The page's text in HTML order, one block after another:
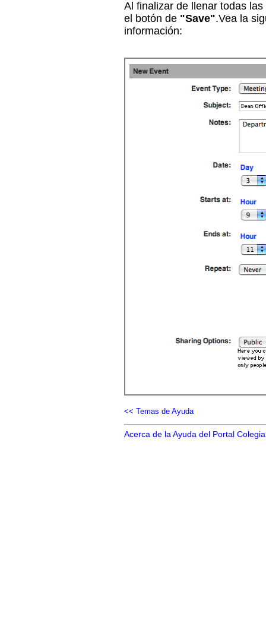
Al finalizar de llenar todas
el botón de "Save".Vea la
información:
<< Temas de Ayuda
Acerca de la Ayuda del Portal